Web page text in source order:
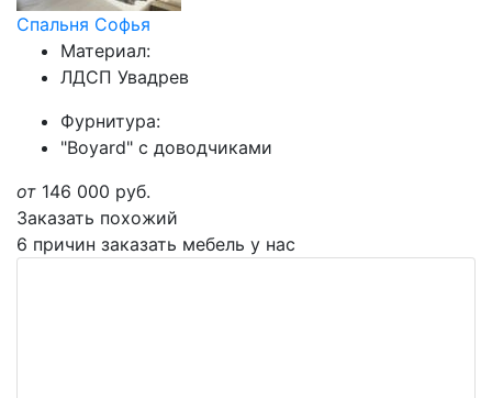
Спальня Софья
Материал:
ЛДСП Увадрев
Фурнитура:
"Boyard" с доводчиками
от 146 000 руб.
Заказать похожий
6 причин заказать мебель у нас